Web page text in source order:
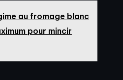
au fromage blanc
pour mincir